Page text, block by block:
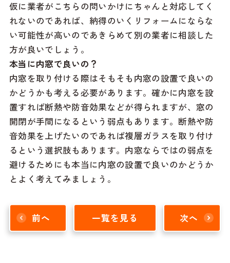
仮に業者がこちらの問いかけにちゃんと対応してく
れないのであれば、納得のいくリフォームにならな
い可能性が高いのであきらめて別の業者に相談した
方が良いでしょう。
本当に内窓で良いの？
内窓を取り付ける際はそもそも内窓の設置で良いの
かどうかも考える必要があります。確かに内窓を設
置すれば断熱や防音効果などが得られますが、窓の
開閉が手間になるという弱点もあります。断熱や防
音効果を上げたいのであれば複層ガラスを取り付け
るという選択肢もあります。内窓ならではの弱点を
避けるためにも本当に内窓の設置で良いのかどうか
とよく考えてみましょう。
前へ 一覧を見る 次へ